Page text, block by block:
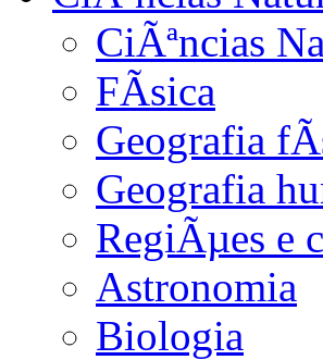
CiÃªncias
FÃ­sica
Geografia
Geografia
RegiÃµes e
Astronomia
Biologia